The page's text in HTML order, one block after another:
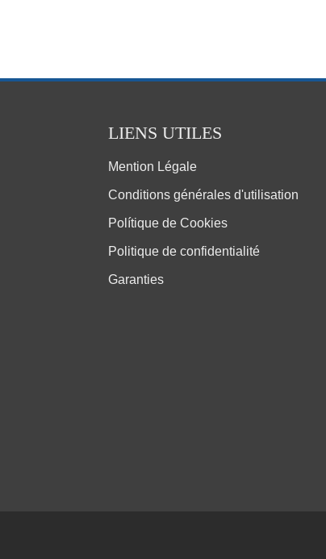
LIENS UTILES
Mention Légale
Conditions générales d'utilisation
Polítique de Cookies
Politique de confidentialité
Garanties